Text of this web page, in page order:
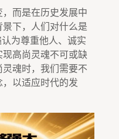
而是在历史发展中
下，人们对什么是
为尊重他人、诚实
高尚灵魂不可或缺
魂时，我们需要不
以适应时代的发